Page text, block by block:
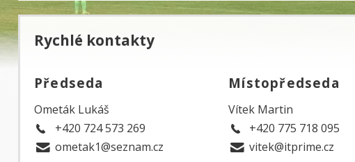
Rychlé kontakty
Předseda
Ometák Lukáš
+420 724 573 269
ometak1@seznam.cz
Místopředseda
Vítek Martin
+420 775 718 095
vitek@itprime.cz